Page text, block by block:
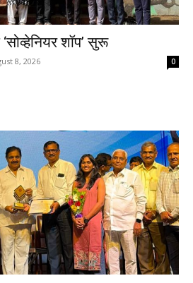
शॉप’ सुरू
8, 2026 0